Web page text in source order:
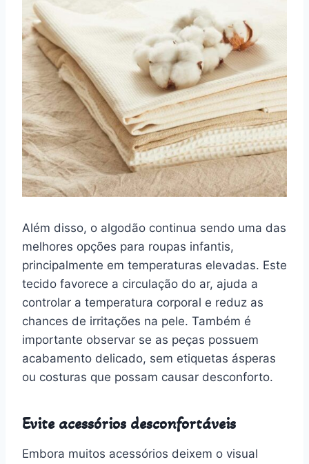
Além disso, o algodão continua sendo uma das
melhores opções para roupas infantis,
principalmente em temperaturas elevadas. Este
tecido favorece a circulação do ar, ajuda a
controlar a temperatura corporal e reduz as
chances de irritações na pele. Também é
importante observar se as peças possuem
acabamento delicado, sem etiquetas ásperas
ou costuras que possam causar desconforto.
Evite acessórios desconfortáveis
Embora muitos acessórios deixem o visual